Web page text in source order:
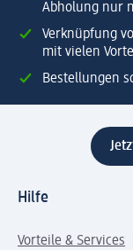
Abholung nur
Verknüpfung
mit vielen
Bestellungen
Hilfe
Vorteile & Services